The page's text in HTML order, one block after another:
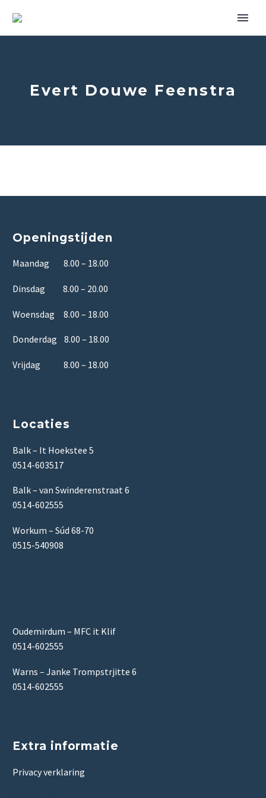
Evert Douwe Feenstra
Openingstijden
Maandag 8.00 – 18.00
Dinsdag 8.00 – 20.00
Woensdag 8.00 – 18.00
Donderdag 8.00 – 18.00
Vrijdag 8.00 – 18.00
Locaties
Balk – It Hoekstee 5
0514-603517
Balk – van Swinderenstraat 6
0514-602555
Workum – Súd 68-70
0515-540908
Oudemirdum – MFC it Klif
0514-602555
Warns – Janke Trompstrjitte 6
0514-602555
Extra informatie
Privacy verklaring